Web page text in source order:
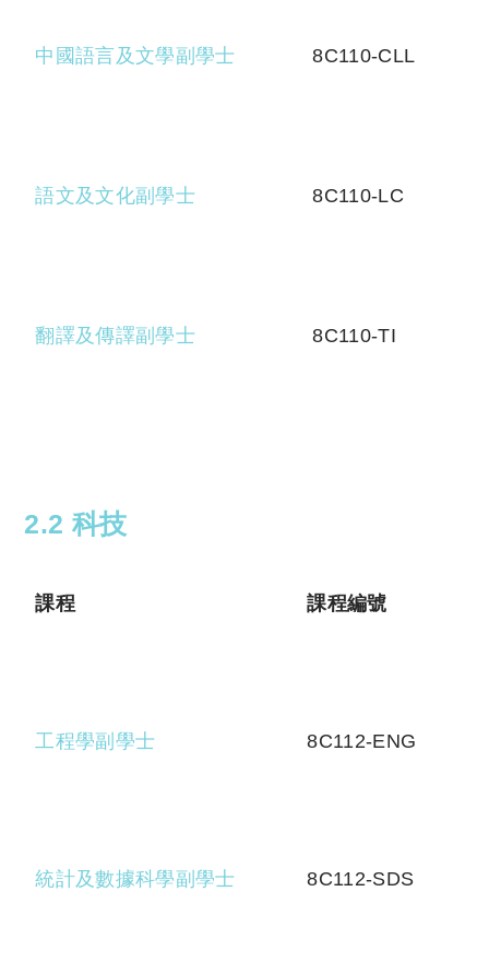
中國語言及文學副學士 8C110-CLL
語文及文化副學士 8C110-LC
翻譯及傳譯副學士 8C110-TI
2.2 科技
課程 課程編號
工程學副學士 8C112-ENG
統計及數據科學副學士 8C112-SDS